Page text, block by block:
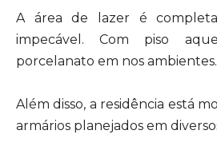
A área de lazer é
impecável. Com piso
porcelanato em nos ambientes.
Além disso, a residência está
armários planejados em